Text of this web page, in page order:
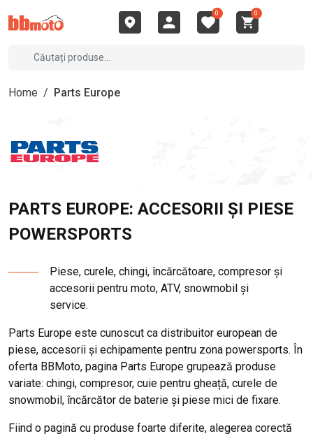
0 0
Home / Parts Europe
PARTS EUROPE: ACCESORII ȘI PIESE
POWERSPORTS
Piese, curele, chingi, încărcătoare, compresor și
accesorii pentru moto, ATV, snowmobil și
service.
Parts Europe este cunoscut ca distribuitor european de
piese, accesorii și echipamente pentru zona powersports. În
oferta BBMoto, pagina Parts Europe grupează produse
variate: chingi, compresor, cuie pentru gheață, curele de
snowmobil, încărcător de baterie și piese mici de fixare.
Fiind o pagină cu produse foarte diferite, alegerea corectă